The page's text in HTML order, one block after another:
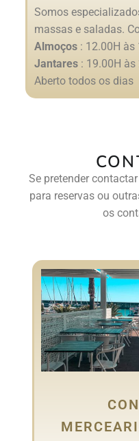
Somos
massas e saladas.
Almoços: 12.00H às
Jantares: 19.00H às
Aberto todos os dias
Se pretender
para reservas ou
os